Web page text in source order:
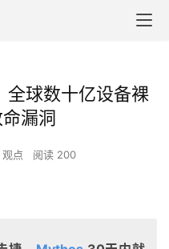
球数十亿设备裸
漏洞
观点 阅读 200